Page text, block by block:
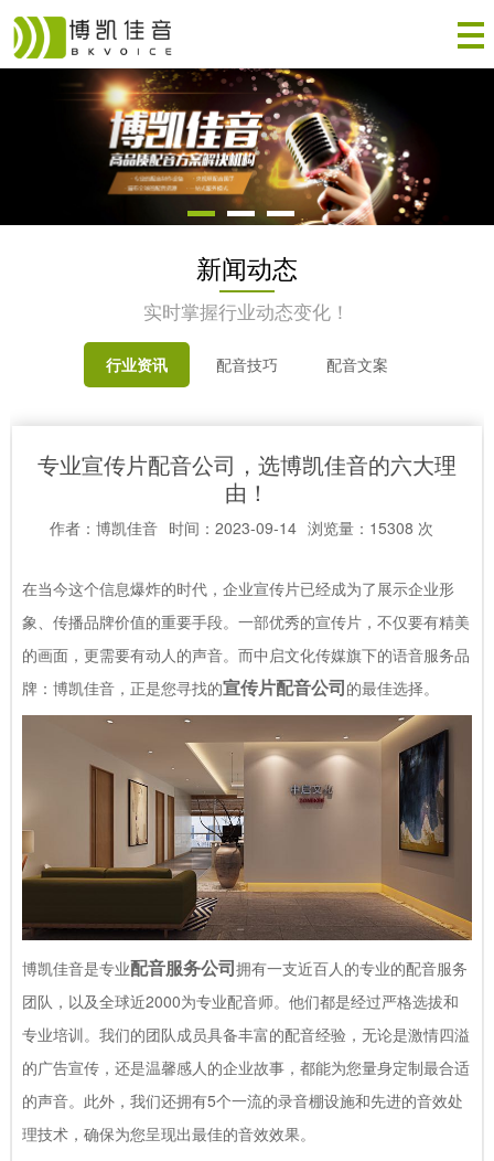
新闻动态
实时掌握行业动态变化！
行业资讯 配音技巧 配音文案
专业宣传片配音公司，选博凯佳音的六大理
由！
作者：博凯佳音 时间：2023-09-14 浏览量：15308 次
在当今这个信息爆炸的时代，企业宣传片已经成为了展示企业形
象、传播品牌价值的重要手段。一部优秀的宣传片，不仅要有精美
的画面，更需要有动人的声音。而中启文化传媒旗下的语音服务品
牌：博凯佳音，正是您寻找的宣传片配音公司的最佳选择。
博凯佳音是专业配音服务公司拥有一支近百人的专业的配音服务
团队，以及全球近2000为专业配音师。他们都是经过严格选拔和
专业培训。我们的团队成员具备丰富的配音经验，无论是激情四溢
的广告宣传，还是温馨感人的企业故事，都能为您量身定制最合适
的声音。此外，我们还拥有5个一流的录音棚设施和先进的音效处
理技术，确保为您呈现出最佳的音效效果。